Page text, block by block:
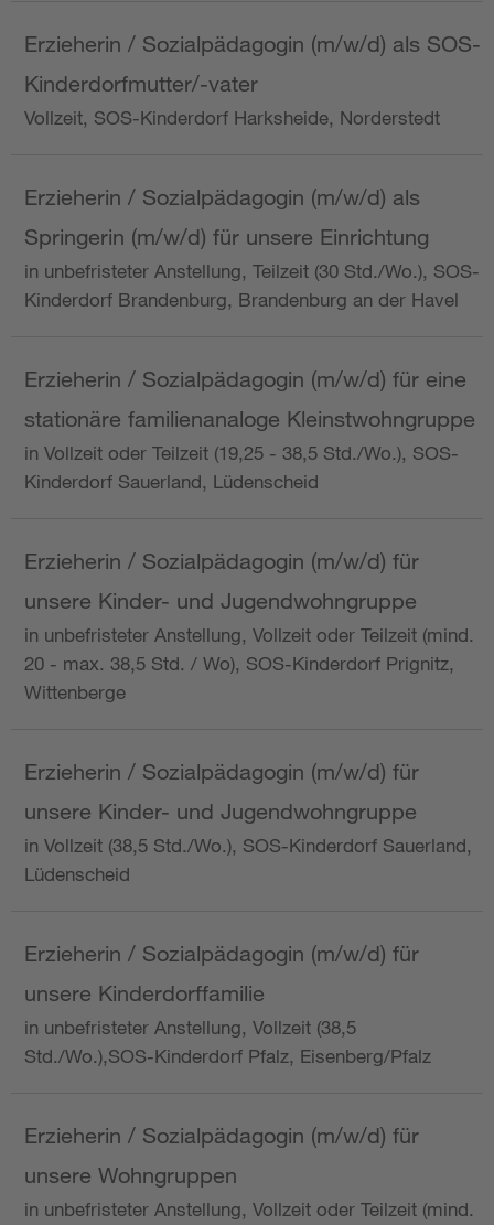
Erzieherin / Sozialpädagogin (m/w/d) als SOS-
Kinderdorfmutter/-vater
Vollzeit, SOS-Kinderdorf Harksheide, Norderstedt
Erzieherin / Sozialpädagogin (m/w/d) als
Springerin (m/w/d) für unsere Einrichtung
in unbefristeter Anstellung, Teilzeit (30 Std./Wo.), SOS-
Kinderdorf Brandenburg, Brandenburg an der Havel
Erzieherin / Sozialpädagogin (m/w/d) für eine
stationäre familienanaloge Kleinstwohngruppe
in Vollzeit oder Teilzeit (19,25 - 38,5 Std./Wo.), SOS-
Kinderdorf Sauerland, Lüdenscheid
Erzieherin / Sozialpädagogin (m/w/d) für
unsere Kinder- und Jugendwohngruppe
in unbefristeter Anstellung, Vollzeit oder Teilzeit (mind.
20 - max. 38,5 Std. / Wo), SOS-Kinderdorf Prignitz,
Wittenberge
Erzieherin / Sozialpädagogin (m/w/d) für
unsere Kinder- und Jugendwohngruppe
in Vollzeit (38,5 Std./Wo.), SOS-Kinderdorf Sauerland,
Lüdenscheid
Erzieherin / Sozialpädagogin (m/w/d) für
unsere Kinderdorffamilie
in unbefristeter Anstellung, Vollzeit (38,5
Std./Wo.),SOS-Kinderdorf Pfalz, Eisenberg/Pfalz
Erzieherin / Sozialpädagogin (m/w/d) für
unsere Wohngruppen
in unbefristeter Anstellung, Vollzeit oder Teilzeit (mind.